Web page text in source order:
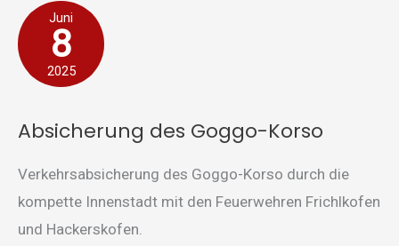
Juni
8
2025
Absicherung des Goggo-Korso
Verkehrsabsicherung des Goggo-Korso durch die
kompette Innenstadt mit den Feuerwehren Frichlkofen
und Hackerskofen.
Absicherung
des
Goggo-